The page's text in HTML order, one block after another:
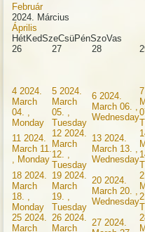
Február
2024. Március
Április
HétKedSzeCsüPénSzoVas
26
27 28
4 2024.
March
04. ,
Monday
5 2024.
March
05. ,
Tuesday
6 2024.
March 06. ,
Wednesday
7
11 2024.
March 11.
, Monday
12 2024.
March
12. ,
Tuesday
13 2024.
March 13. ,
Wednesday
18 2024.
March
18. ,
Monday
19 2024.
March
19. ,
Tuesday
20 2024.
March 20. ,
Wednesday
25 2024.
March
26 2024.
March
27 2024.